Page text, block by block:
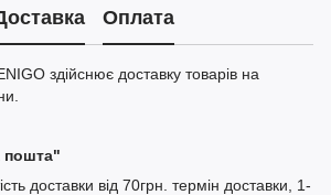
Оплата
здійснює доставку товарів на
пошта"
доставки від 70грн. термін доставки, 1-